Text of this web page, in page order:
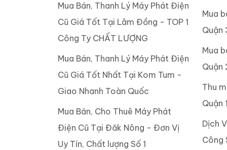
Mua Bán, Thanh Lý Máy Phát Điện
Cũ Giá Tốt Tại Lâm Đồng - TOP 1
Công Ty CHẤT LƯỢNG
Mua Bán, Thanh Lý Máy Phát Điện
Cũ Giá Tốt Nhất Tại Kom Tum -
Giao Nhanh Toàn Quốc
Mua Bán, Cho Thuê Máy Phát
Điện Cũ Tại Đăk Nông - Đơn Vị
Uy Tín, Chất lượng Số 1
Mua
Quận
Mua
Quận
Thu
Quận 1
Dịch
Công